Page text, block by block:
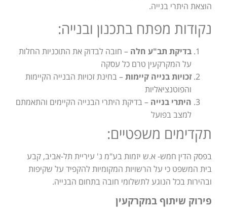
הוצאת היתרי בנייה.
נקודות מפתח בתכנון ובנייה:
בדיקת תב"ע חלה – חובה לבדוק את התוכניות החלות
על המקרקעין טרם כל עסקה
זכויות בנייה קיימות– בחינת זכויות הבנייה הקיימות
והפוטנציאליות
היתרי בנייה – בדיקת היתרי הבנייה הקיימים והתאמתם
למצב בפועל
תקדימים משפטיים:
בפסק הדין חמש- א.ש יזמות בע"מ נ' עיריית תל-אביב, קבע
בית המשפט כי על הרשויות המקומיות להקפיד על שקיפות
ובהירות בכל הנוגע לתשלומי חובה בתחום הבנייה.
פירוק שיתוף במקרקעין